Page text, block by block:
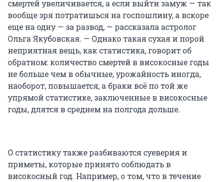
смертей увеличивается, а если выйти замуж — так
вообще зря потратишься на госпошлину, а вскоре
еще на одну — за развод, — рассказала астролог
Ольга Якубовская. — Однако такая сухая и порой
неприятная вещь, как статистика, говорит об
обратном: количество смертей в високосные годы
не больше чем в обычные, урожайность иногда,
наоборот, повышается, а браки всё по той же
упрямой статистике, заключенные в високосные
годы, длятся в среднем на полгода дольше.
О статистику также разбиваются суеверия и
приметы, которые принято соблюдать в
високосный год. Например, о том, что в течение